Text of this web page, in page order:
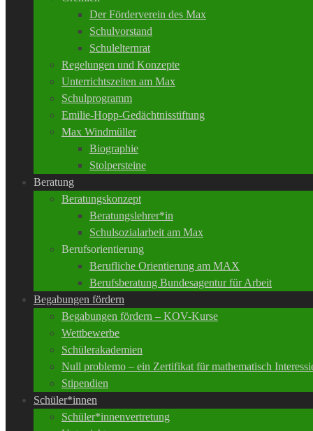
Der Förderverein des Max
Schulvorstand
Schulelternrat
Regelungen und Konzepte
Unterrichtszeiten am Max
Schulprogramm
Emilie-Hopp-Gedächtnisstiftung
Max Windmüller
Biographie
Stolpersteine
Beratung
Beratungskonzept
Beratungslehrer*in
Schulsozialarbeit am Max
Berufsorientierung
Berufliche Orientierung am MAX
Berufsberatung Bundesagentur für Arbeit
Begabungen fördern
Begabungen fördern – KOV-Kurse
Wettbewerbe
Schülerakademien
Null problemo – ein Zertifikat für mathematisch
Stipendien
Schüler*innen
Schüler*innenvertretung